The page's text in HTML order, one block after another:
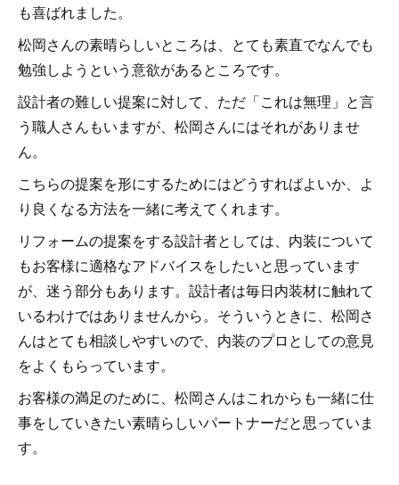
も喜ばれました。
松岡さんの素晴らしいところは、とても素直でなんでも
勉強しようという意欲があるところです。
設計者の難しい提案に対して、ただ「これは無理」と言
う職人さんもいますが、松岡さんにはそれがありませ
ん。
こちらの提案を形にするためにはどうすればよいか、よ
り良くなる方法を一緒に考えてくれます。
リフォームの提案をする設計者としては、内装について
もお客様に適格なアドバイスをしたいと思っています
が、迷う部分もあります。設計者は毎日内装材に触れて
いるわけではありませんから。そういうときに、松岡さ
んはとても相談しやすいので、内装のプロとしての意見
をよくもらっています。
お客様の満足のために、松岡さんはこれからも一緒に仕
事をしていきたい素晴らしいパートナーだと思っていま
す。